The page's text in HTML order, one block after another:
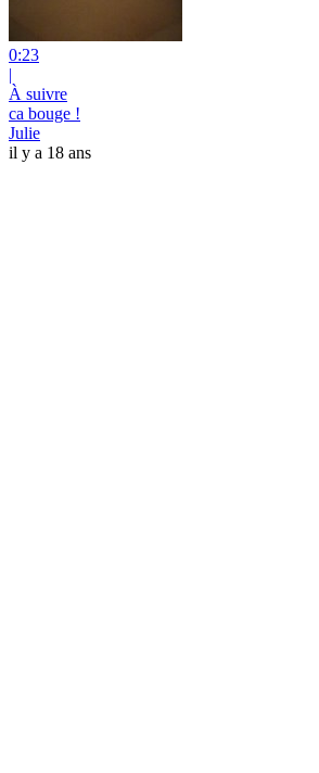
0:23
|
À suivre
ca bouge !
Julie
il y a 18 ans